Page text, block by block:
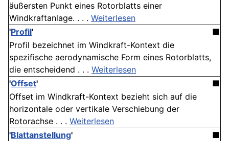
äußersten Punkt eines Rotorblatts einer
Windkraftanlage. . . . Weiterlesen
'Profil'
■
Profil bezeichnet im Windkraft-Kontext die
spezifische aerodynamische Form eines Rotorblatts,
die entscheidend . . . Weiterlesen
'Offset'
■
Offset im Windkraft-Kontext bezieht sich auf die
horizontale oder vertikale Verschiebung der
Rotorachse . . . Weiterlesen
'Blattanstellung'
■